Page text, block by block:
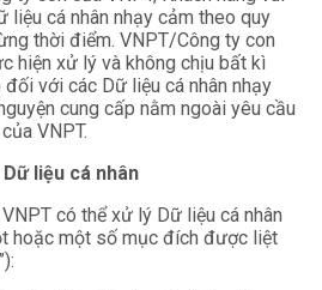
liệu cá nhân nhạy cảm theo quy
thời điểm. VNPT/Công ty con
hiện xử lý và không chịu bất kì
với các Dữ liệu cá nhân nhạy
cung cấp nằm ngoài yêu cầu
VNPT.
liệu cá nhân
có thể xử lý Dữ liệu cá nhân
hoặc một số mục đích được liệt
”):